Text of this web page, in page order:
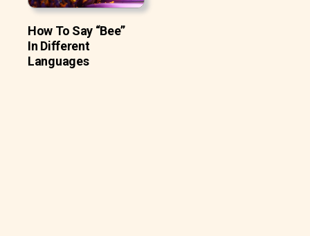
How To Say “Bee”
In Different
Languages